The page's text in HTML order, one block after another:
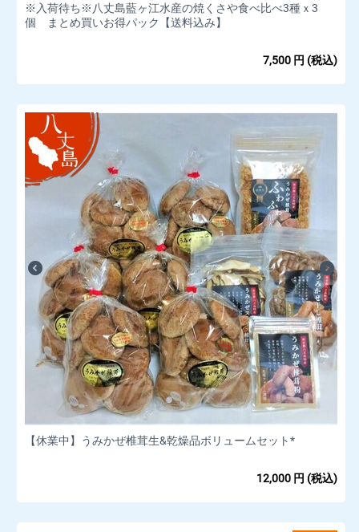
※入荷待ち※八丈島藍ヶ江水産の焼くさや食べ比べ3種ｘ3
個 まとめ買いお得パック【送料込み】
7,500 円 (税込)
【休業中】うみかぜ椎茸生&乾燥品ボリュームセット*
12,000 円 (税込)